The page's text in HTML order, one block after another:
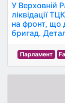
У Верховній
ліквідації
на фронт, що
бригад.
Парламент